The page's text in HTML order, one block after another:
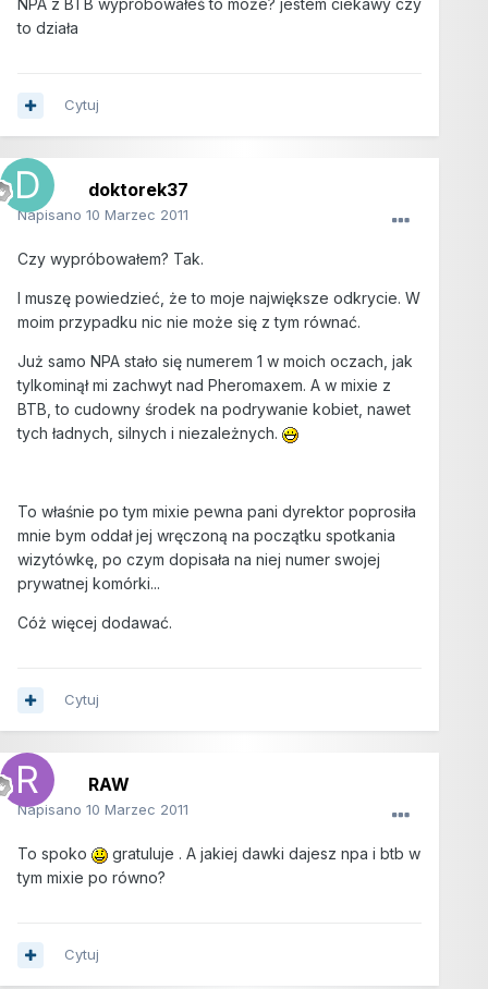
NPA z BTB wypróbowałeś to może? jestem ciekawy czy
to działa
Cytuj
doktorek37
Napisano 10 Marzec 2011
Czy wypróbowałem? Tak.
I muszę powiedzieć, że to moje największe odkrycie. W
moim przypadku nic nie może się z tym równać.
Już samo NPA stało się numerem 1 w moich oczach, jak
tylkominął mi zachwyt nad Pheromaxem. A w mixie z
BTB, to cudowny środek na podrywanie kobiet, nawet
tych ładnych, silnych i niezależnych.
To właśnie po tym mixie pewna pani dyrektor poprosiła
mnie bym oddał jej wręczoną na początku spotkania
wizytówkę, po czym dopisała na niej numer swojej
prywatnej komórki...
Cóż więcej dodawać.
Cytuj
RAW
Napisano 10 Marzec 2011
To spoko
gratuluje . A jakiej dawki dajesz npa i btb w
tym mixie po równo?
Cytuj